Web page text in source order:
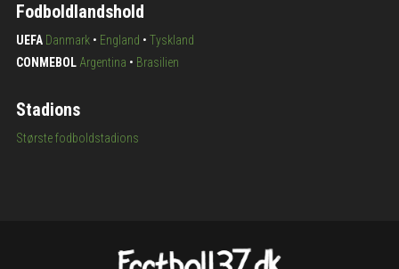
Fodboldlandshold
UEFA Danmark• England • Tyskland
CONMEBOLArgentina • Brasilien
Stadions
Største fodboldstadions